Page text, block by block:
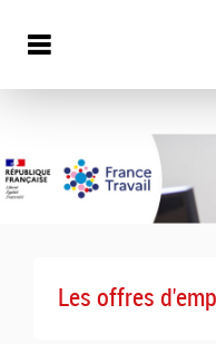
Les offres